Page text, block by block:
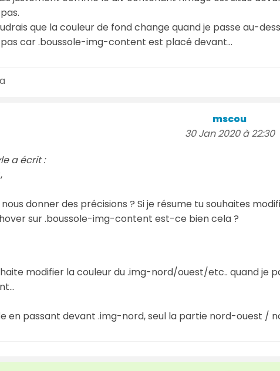
que la couleur de fond change quand je passe au-
car .boussole-img-content est placé devant...
mscou
30 Jan 2020 à 22:30
a écrit :
nous donner des précisions ? Si je résume tu souhaites
sur .boussole-img-content est-ce bien cela ?
modifier la couleur du .img-nord/ouest/etc.. quand je
en passant devant .img-nord, seul la partie nord-ouest /